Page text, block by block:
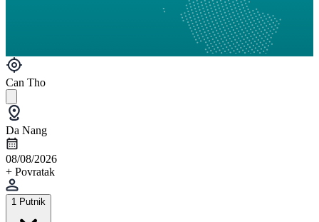
Can Tho
Da Nang
08/08/2026
+ Povratak
1 Putnik